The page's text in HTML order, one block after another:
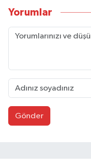
Yorumlar
Gönder